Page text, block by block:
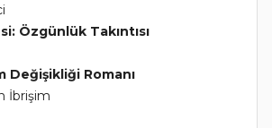
Özgünlük Takıntısı
Değişikliği Romanı
İbrişim